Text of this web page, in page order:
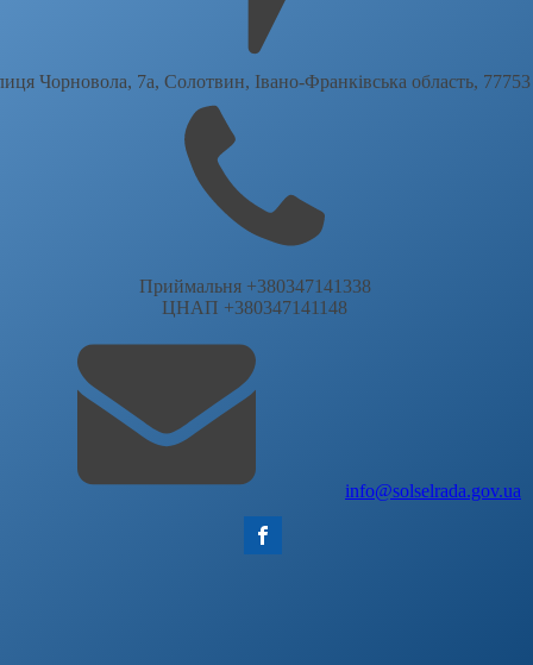
Чорновола, 7a, Солотвин, Івано-Франківська область, 77753
Приймальня +380347141338
ЦНАП +380347141148
info@solselrada.gov.ua